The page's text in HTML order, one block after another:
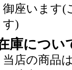
御座います(
す)
庫につい
当店の商品